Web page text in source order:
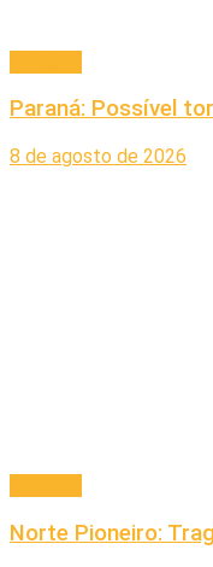
Paraná: Possível
8 de agosto de 2026
Norte Pioneiro: